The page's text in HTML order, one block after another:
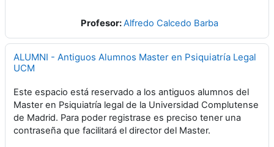
Profesor:Alfredo Calcedo Barba
ALUMNI - Antiguos Alumnos Master en Psiquiatría Legal
UCM
Este espacio está reservado a los antiguos alumnos del
Master en Psiquiatría legal de la Universidad Complutense
de Madrid. Para poder registrase es preciso tener una
contraseña que facilitará el director del Master.